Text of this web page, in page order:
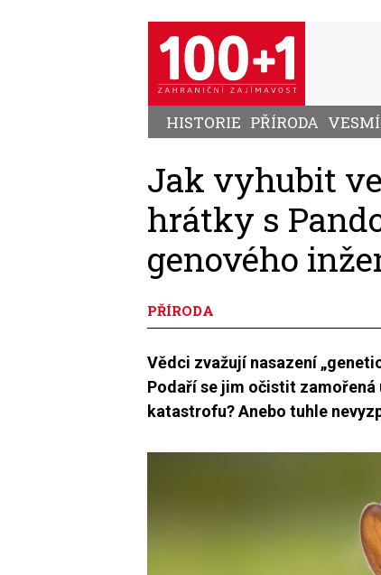
HISTORIE PŘÍRODA
Jak vyhubit
hrátky s
genového
PŘÍRODA
Vědci zvažují nasazení
Podaří se jim očistit
katastrofu? Anebo tuhle